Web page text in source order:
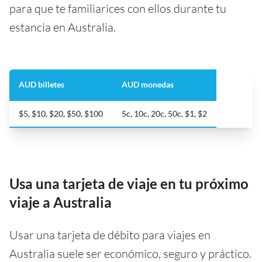
para que te familiarices con ellos durante tu
estancia en Australia.
AUD billetes AUD monedas
$5, $10, $20, $50, $100 5c, 10c, 20c, 50c, $1, $2
Usa una tarjeta de viaje en tu próximo
viaje a Australia
Usar una tarjeta de débito para viajes en
Australia suele ser económico, seguro y práctico.